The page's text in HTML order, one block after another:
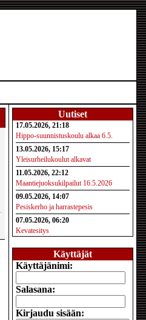
Uutiset
17.05.2026, 21:18
Hippo-suunnistuskoulu alkaa 6.5.
13.05.2026, 15:17
Yleisurheilukoulut alkavat
11.05.2026, 22:12
Maantiejuoksukilpailut 16.5.2026
09.05.2026, 14:07
Pesiskerho ja harrastepesis
07.05.2026, 06:20
Kevatesitys
Käyttäjät
Käyttäjänimi:
Salasana:
Kirjaudu sisään: